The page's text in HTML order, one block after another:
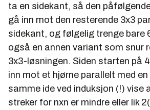
ta en sidekant, så den
gå inn mot den resterende 3x3
sidekant, og følgelig trenge bare
også en annen variant som snur
3x3-løsningen. Siden starten på
inn mot et hjørne parallelt med
samme ide ved induksjon (!) vise
streker for nxn er mindre eller lik